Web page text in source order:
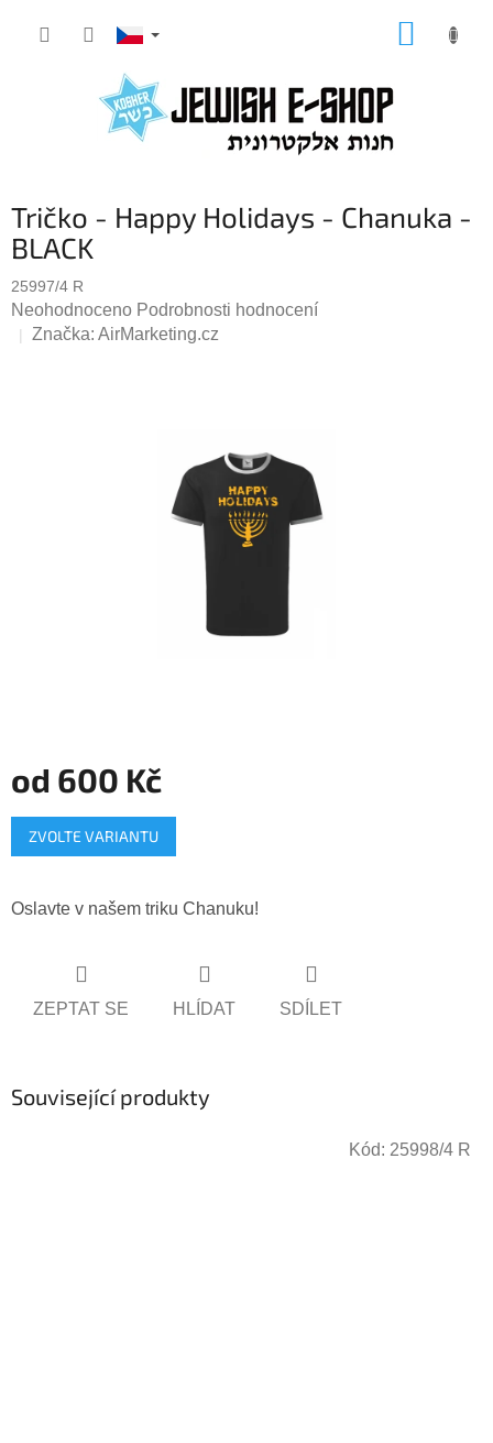
Tričko - Happy Holidays - Chanuka -
BLACK
25997/4 R
Průměrné
hodnocení
Neohodnoceno Podrobnosti hodnocení
Značka: AirMarketing.cz
od 600 Kč
Měrná
cena:
ZVOLTE VARIANTU
Oslavte v našem triku Chanuku!
ZEPTAT SE HLÍDAT SDÍLET
Související produkty
Kód: 25998/4 R